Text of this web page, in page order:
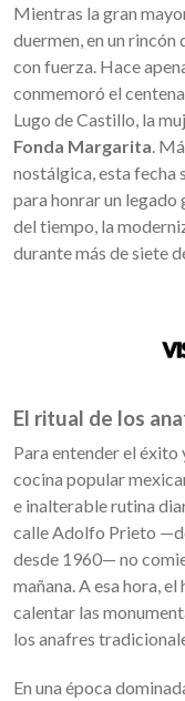
Mientras la gran
duermen, en un
con fuerza. Hace
conmemoró el
Lugo de Castillo, la
Fonda Margarita.
nostálgica, esta fecha
para honrar un
del tiempo, la
durante más de siete
El ritual de los
Para entender el éxito
cocina popular
e inalterable rutina
calle Adolfo Prieto
desde 1960— no
mañana. A esa hora,
calentar las
los anafres
En una época